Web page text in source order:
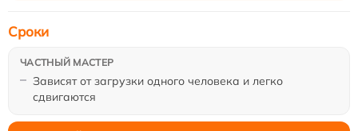
Зависят от загрузки одного человека и легко
сдвигаются
Сроки